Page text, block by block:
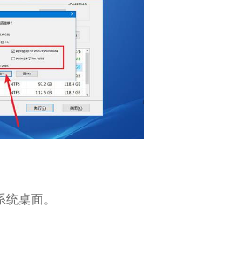
桌面。